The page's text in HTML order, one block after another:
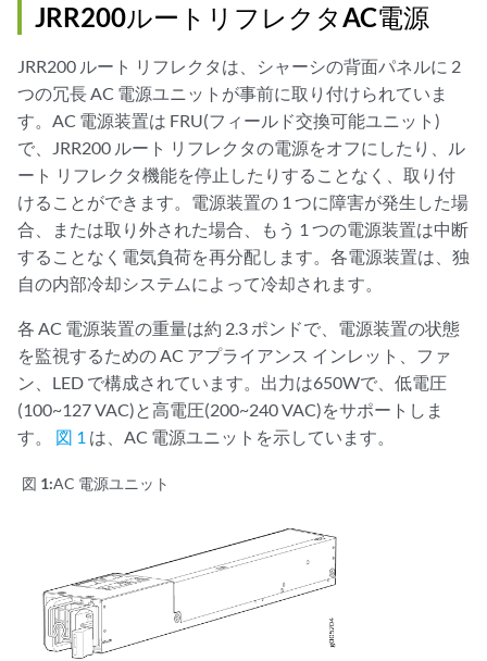
JRR200ルートリフレクタAC電源
JRR200 ルート リフレクタは、シャーシの背面パネルに 2
つの冗長 AC 電源ユニットが事前に取り付けられていま
す。AC 電源装置は FRU(フィールド交換可能ユニット)
で、JRR200 ルート リフレクタの電源をオフにしたり、ル
ート リフレクタ機能を停止したりすることなく、取り付
けることができます。電源装置の 1 つに障害が発生した場
合、または取り外された場合、もう 1 つの電源装置は中断
することなく電気負荷を再分配します。各電源装置は、独
自の内部冷却システムによって冷却されます。
各 AC 電源装置の重量は約 2.3 ポンドで、電源装置の状態
を監視するための AC アプライアンス インレット、ファ
ン、LED で構成されています。出力は650Wで、低電圧
(100~127 VAC)と高電圧(200~240 VAC)をサポートしま
す。 図 1 は、AC 電源ユニットを示しています。
図 1:AC 電源ユニット